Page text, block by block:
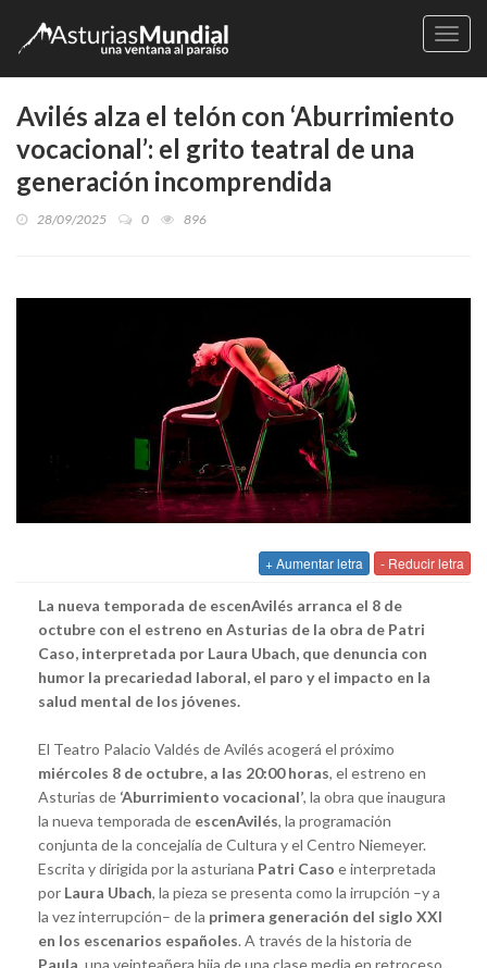
Avilés alza el telón con ‘Aburrimiento
vocacional’: el grito teatral de una
generación incomprendida
28/09/2025 0 896
+ Aumentar letra - Reducir letra
La nueva temporada de escenAvilés arranca el 8 de
octubre con el estreno en Asturias de la obra de Patri
Caso, interpretada por Laura Ubach, que denuncia con
humor la precariedad laboral, el paro y el impacto en la
salud mental de los jóvenes.
El Teatro Palacio Valdés de Avilés acogerá el próximo
miércoles 8 de octubre, a las 20:00 horas, el estreno en
Asturias de ‘Aburrimiento vocacional’, la obra que inaugura
la nueva temporada de escenAvilés, la programación
conjunta de la concejalía de Cultura y el Centro Niemeyer.
Escrita y dirigida por la asturiana Patri Caso e interpretada
por Laura Ubach, la pieza se presenta como la irrupción –y a
la vez interrupción– de la primera generación del siglo XXI
en los escenarios españoles. A través de la historia de
Paula, una veinteañera hija de una clase media en retroceso,